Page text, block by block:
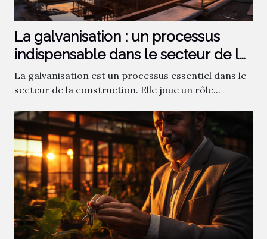
La galvanisation : un processus
indispensable dans le secteur de la
construction
La galvanisation est un processus essentiel dans le
secteur de la construction. Elle joue un rôle...